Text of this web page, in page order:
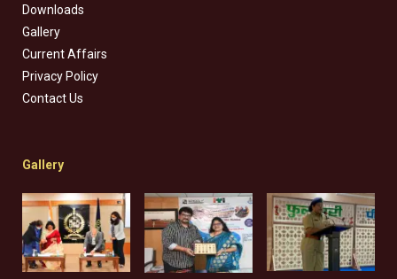
Downloads
Gallery
Current Affairs
Privacy Policy
Contact Us
Gallery